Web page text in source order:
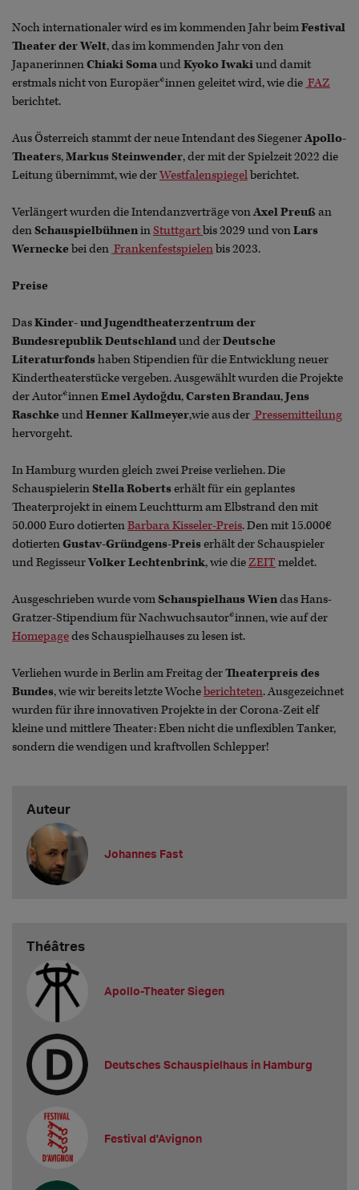
Noch internationaler wird es im kommenden Jahr beimFestival
Theater der Welt, das im kommenden Jahr von den
JapanerinnenChiaki SomaundKyoko Iwakiund damit
erstmals nicht von Europäer*innen geleitet wird, wie die FAZ
berichtet.
Aus Österreich stammt der neue Intendant des SiegenerApollo-
Theaters,Markus Steinwender, der mit der Spielzeit 2022 die
Leitung übernimmt, wie derWestfalenspiegelberichtet.
Verlängert wurden die Intendanzverträge vonAxel Preußan
denSchauspielbühneninStuttgartbis 2029 und vonLars
Werneckebei den Frankenfestspielenbis 2023.
Preise
DasKinder- und Jugendtheaterzentrum der
Bundesrepublik Deutschlandund derDeutsche
Literaturfondshaben Stipendien für die Entwicklung neuer
Kindertheaterstücke vergeben. Ausgewählt wurden die Projekte
der Autor*innenEmel Aydoğdu,Carsten Brandau,Jens
RaschkeundHenner Kallmeyer,wie aus der Pressemitteilung
hervorgeht.
In Hamburg wurden gleich zwei Preise verliehen. Die
SchauspielerinStella Robertserhält für ein geplantes
Theaterprojekt in einem Leuchtturm am Elbstrand den mit
50.000 Euro dotiertenBarbara Kisseler-Preis. Den mit 15.000€
dotiertenGustav-Gründgens-Preiserhält der Schauspieler
und RegisseurVolker Lechtenbrink, wie dieZEIT meldet.
Ausgeschrieben wurde vomSchauspielhaus Wiendas Hans-
Gratzer-Stipendium für Nachwuchsautor*innen, wie auf der
Homepagedes Schauspielhauses zu lesen ist.
Verliehen wurde in Berlin am Freitag derTheaterpreis des
Bundes, wie wir bereits letzte Wocheberichteten. Ausgezeichnet
wurden für ihre innovativen Projekte in der Corona-Zeit elf
kleine und mittlere Theater: Eben nicht die unflexiblen Tanker,
sondern die wendigen und kraftvollen Schlepper!
Auteur
Johannes Fast
Théâtres
Apollo-Theater Siegen
Deutsches Schauspielhaus in Hamburg
Festival d'Avignon